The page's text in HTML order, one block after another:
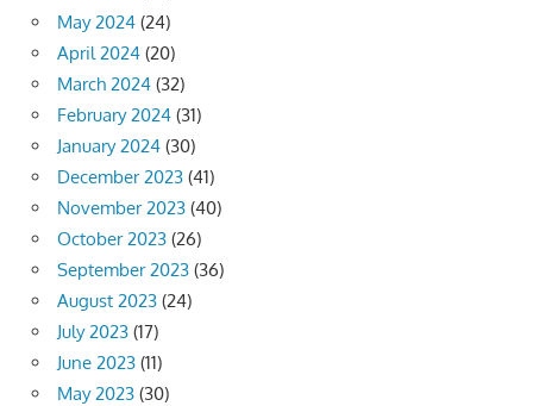
May 2024 (24)
April 2024 (20)
March 2024 (32)
February 2024 (31)
January 2024 (30)
December 2023 (41)
November 2023 (40)
October 2023 (26)
September 2023 (36)
August 2023 (24)
July 2023 (17)
June 2023 (11)
May 2023 (30)